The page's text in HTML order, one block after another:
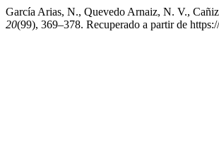
García Arias, N., Quevedo Arnaiz, N. V.,
20(99), 369–378. Recuperado a partir de